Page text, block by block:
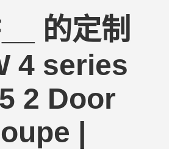
的定制
4 series
2 Door
|